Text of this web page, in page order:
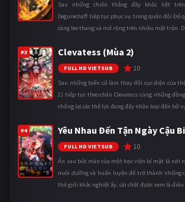
Sau những chiến thắng đầy khốc liệt
Degurechaff tiếp tục phục vụ trong quân đội Đế
càng leo thang và mở rộng trên nhiều mặt trận.
#3 Clevatess (Mùa 2)
FULL HD VIETSUB 10
Sau những biến cố làm thay đổi cục diện của
2) tiếp tục theo chân Clevatess cùng những
chống lại các thế lực đang đẩy nhân loại đến bờ
#4 Yêu Nhau Đến Tận Ngày Cậu
FULL HD VIETSUB 10
Ẩn sau bức màn của một học viện bí mật là nơi
nuôi dưỡng và huấn luyện để trở thành những
thế giới khắc nghiệt ấy, cái chết được xem là